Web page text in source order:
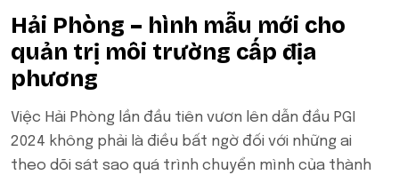
Hải Phòng – hình mẫu mới cho
quản trị môi trường cấp địa
phương
Việc Hải Phòng lần đầu tiên vươn lên dẫn đầu PGI
2024 không phải là điều bất ngờ đối với những ai
theo dõi sát sao quá trình chuyển mình của thành